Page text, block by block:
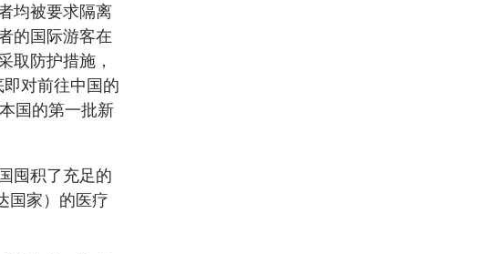
均被要求隔离
的国际游客在
取防护措施，
对前往中国的
国的第一批新
囤积了充足的
国家）的医疗